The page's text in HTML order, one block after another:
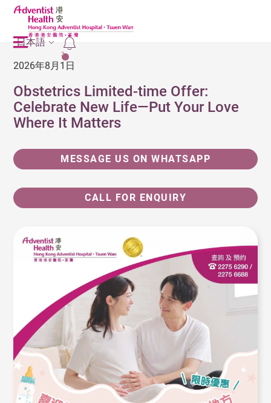
2
日本語
2026年8月1日
Obstetrics Limited-time Offer:
Celebrate New Life—Put Your Love
Where It Matters
MESSAGE US ON WHATSAPP
CALL FOR ENQUIRY